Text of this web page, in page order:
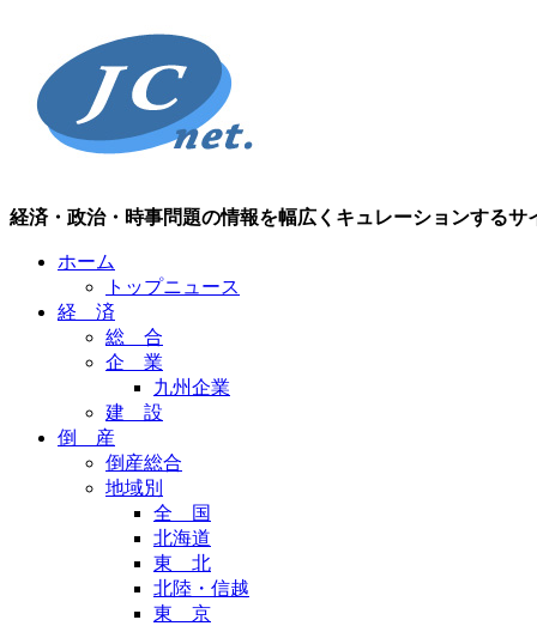
経済・政治・時事問題の情報を幅広くキュレーションするサ
ホーム
トップニュース
経 済
総 合
企 業
九州企業
建 設
倒 産
倒産総合
地域別
全 国
北海道
東 北
北陸・信越
東 京